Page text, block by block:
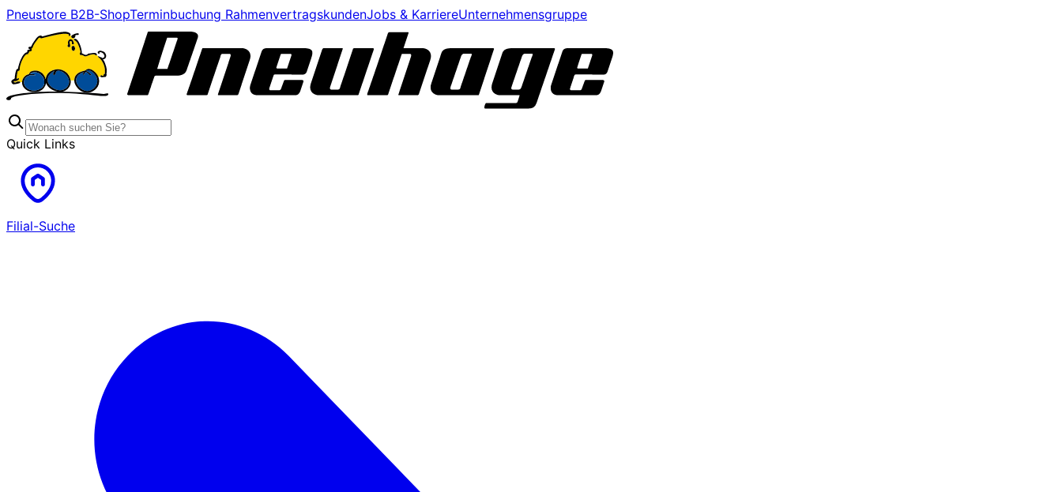
Pneustore B2B-ShopTerminbuchung RahmenvertragskundenJobs & KarriereUnternehmensgruppe
Quick Links
Filial-Suche